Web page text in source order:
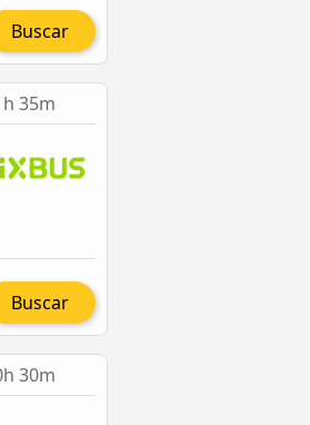
Buscar
35m
Buscar
30m